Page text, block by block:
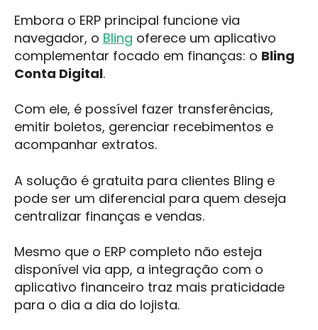
Embora o ERP principal funcione via
navegador, o Bling oferece um aplicativo
complementar focado em finanças: o Bling
Conta Digital.
Com ele, é possível fazer transferências,
emitir boletos, gerenciar recebimentos e
acompanhar extratos.
A solução é gratuita para clientes Bling e
pode ser um diferencial para quem deseja
centralizar finanças e vendas.
Mesmo que o ERP completo não esteja
disponível via app, a integração com o
aplicativo financeiro traz mais praticidade
para o dia a dia do lojista.